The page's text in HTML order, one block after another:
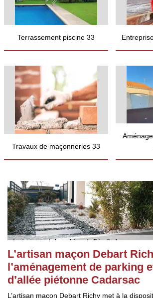
Terrassement piscine 33
Travaux de maçonneries 33
L’artisan maçon Debart
l’aménagement de parking
d’allée piétonne Cadarsac
L’artisan maçon Debart Richy met à la